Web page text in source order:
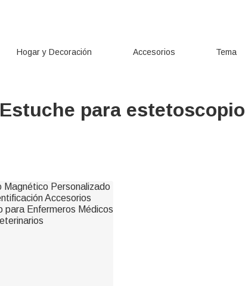
Hogar y Decoración Accesorios Tema
Estuche para estetoscopio